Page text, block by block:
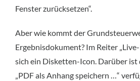
Fenster zurücksetzen“.
Aber wie kommt der
Ergebnisdokument? Im Reiter
sich ein Disketten-Icon. Darüber
„PDF als Anhang speichern …“